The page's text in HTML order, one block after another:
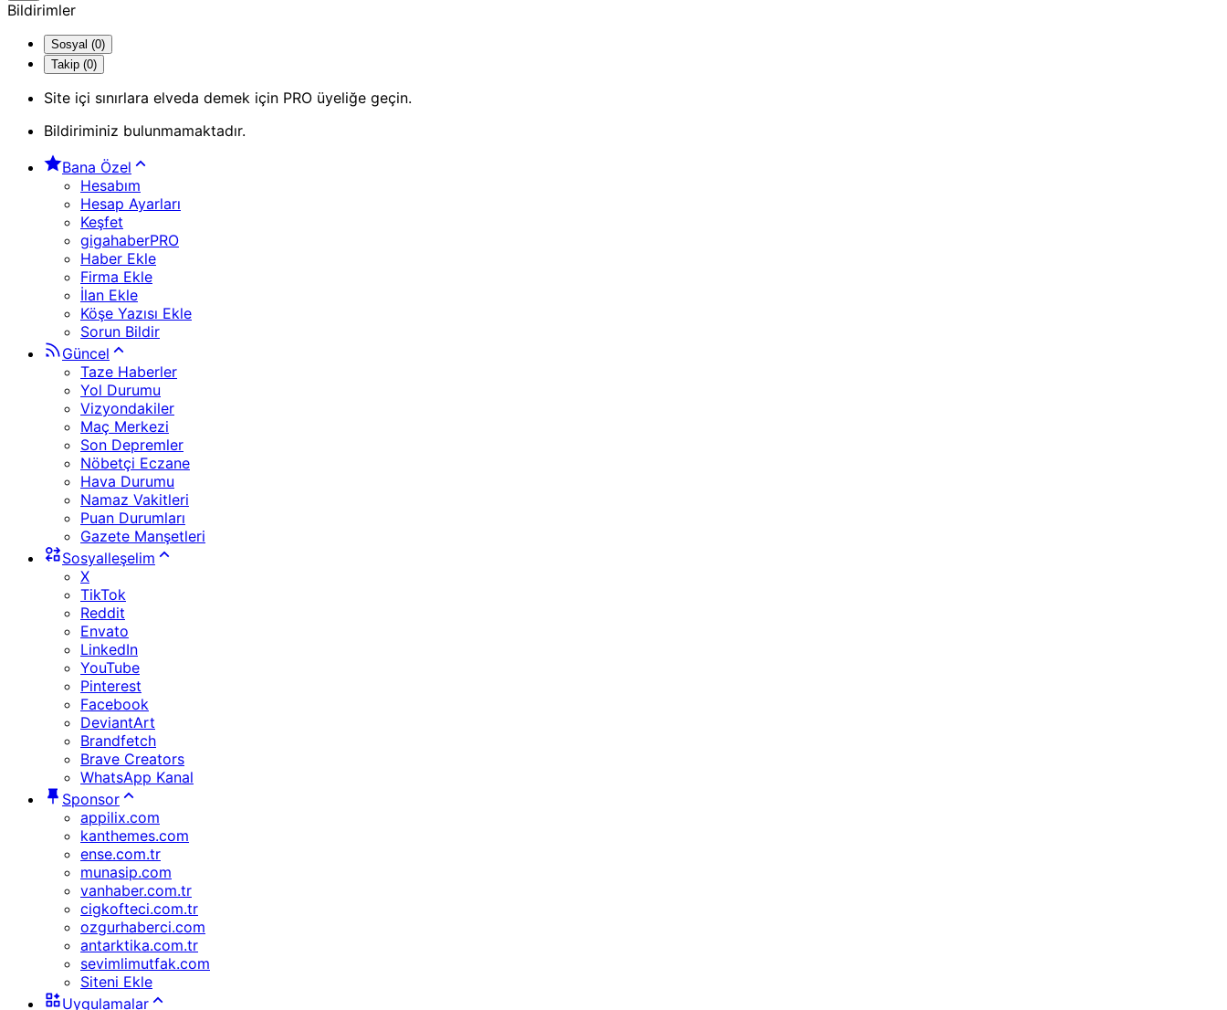
Bildirimler
Sosyal (0)
Takip (0)
Site içi sınırlara elveda demek için PRO üyeliğe geçin.
Bildiriminiz bulunmamaktadır.
Bana Özel
Hesabım
Hesap Ayarları
Keşfet
gigahaberPRO
Haber Ekle
Firma Ekle
İlan Ekle
Köşe Yazısı Ekle
Sorun Bildir
Güncel
Taze Haberler
Yol Durumu
Vizyondakiler
Maç Merkezi
Son Depremler
Nöbetçi Eczane
Hava Durumu
Namaz Vakitleri
Puan Durumları
Gazete Manşetleri
Sosyalleşelim
X
TikTok
Reddit
Envato
LinkedIn
YouTube
Pinterest
Facebook
DeviantArt
Brandfetch
Brave Creators
WhatsApp Kanal
Sponsor
appilix.com
kanthemes.com
ense.com.tr
munasip.com
vanhaber.com.tr
cigkofteci.com.tr
ozgurhaberci.com
antarktika.com.tr
sevimlimutfak.com
Siteni Ekle
Uygulamalar